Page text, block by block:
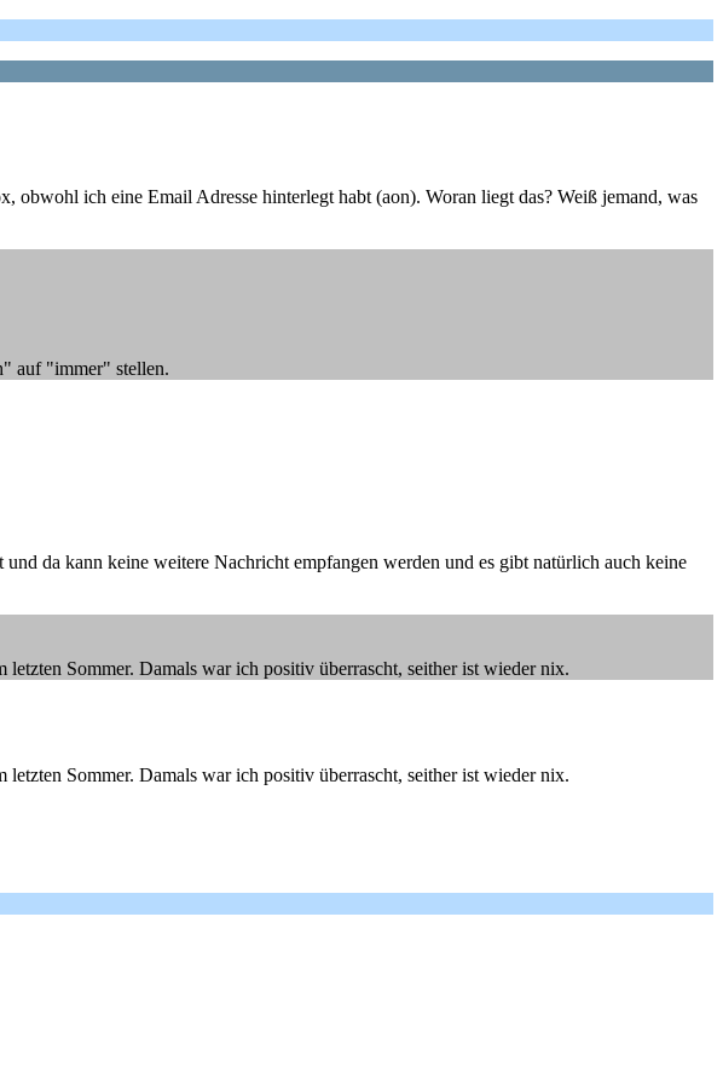
obwohl ich eine Email Adresse hinterlegt habt (aon). Woran liegt das? Weiß jemand, was
auf "immer" stellen.
da kann keine weitere Nachricht empfangen werden und es gibt natürlich auch keine
Sommer. Damals war ich positiv überrascht, seither ist wieder nix.
Sommer. Damals war ich positiv überrascht, seither ist wieder nix.